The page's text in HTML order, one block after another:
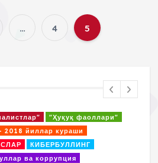
P
t
… 4 5
"Ҳуқуқ фаоллари"
2018 йиллар кураши
КИБЕРБУЛЛИНГ
ва коррупция